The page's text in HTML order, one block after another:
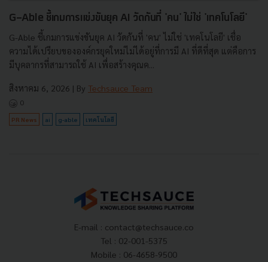
G-Able ชี้เกมการแข่งขันยุค AI วัดกันที่ 'คน' ไม่ใช่ 'เทคโนโลยี'
G-Able ชี้เกมการแข่งขันยุค AI วัดกันที่ 'คน' ไม่ใช่ 'เทคโนโลยี' เชื่อ
ความได้เปรียบขององค์กรยุคใหม่ไม่ได้อยู่ที่การมี AI ที่ดีที่สุด แต่คือการ
มีบุคลากรที่สามารถใช้ AI เพื่อสร้างคุณค...
สิงหาคม 6, 2026 | By Techsauce Team
0
PR News ai g-able เทคโนโลยี
E-mail : contact@techsauce.co
Tel : 02-001-5375
Mobile : 06-4658-9500